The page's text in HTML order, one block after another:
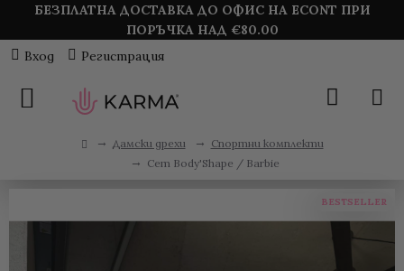
БЕЗПЛАТНА ДОСТАВКА ДО ОФИС НА ECONT ПРИ
ПОРЪЧКА НАД €80.00
Вход
Регистрация
Дамски дрехи
Спортни комплекти
Сет Body'Shape / Barbie
BESTSELLER